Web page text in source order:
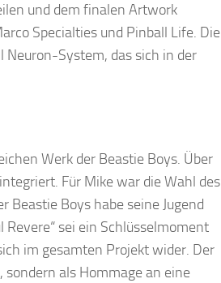
und dem finalen Artwork
Specialties und Pinball Life. Die
Neuron-System, das sich in der
Werk der Beastie Boys. Über
Für Mike war die Wahl des
Beastie Boys habe seine Jugend
Revere“ sei ein Schlüsselmoment
im gesamten Projekt wider. Der
als Hommage an eine